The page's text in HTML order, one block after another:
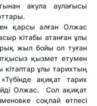
акула аулағысы
қарсы алған Олжас
кітабы атанған ұлы
жыл бойы ол туған
қызмет етумен
кітаптар ұлы тарихтың
ақиқат тарих
Олжас. Сол ақиқат
соқпай өтпесі